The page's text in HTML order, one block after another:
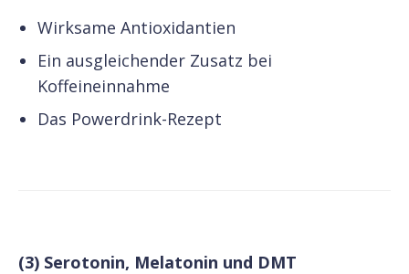
Wirksame Antioxidantien
Ein ausgleichender Zusatz bei
Koffeineinnahme
Das Powerdrink-Rezept
(3) Serotonin, Melatonin und DMT